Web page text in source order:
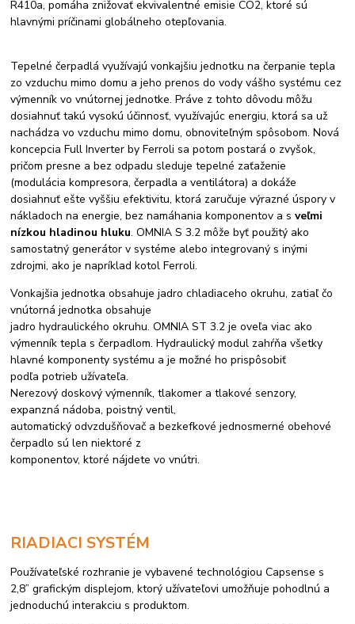
R410a, pomáha znižovať ekvivalentné emisie CO2, ktoré sú
hlavnými príčinami globálneho otepľovania.
Tepelné čerpadlá využívajú vonkajšiu jednotku na čerpanie tepla
zo vzduchu mimo domu a jeho prenos do vody vášho systému cez
výmenník vo vnútornej jednotke. Práve z tohto dôvodu môžu
dosiahnuť takú vysokú účinnosť, využívajúc energiu, ktorá sa už
nachádza vo vzduchu mimo domu, obnoviteľným spôsobom. Nová
koncepcia Full Inverter by Ferroli sa potom postará o zvyšok,
pričom presne a bez odpadu sleduje tepelné zaťaženie
(modulácia kompresora, čerpadla a ventilátora) a dokáže
dosiahnuť ešte vyššiu efektivitu, ktorá zaručuje výrazné úspory v
nákladoch na energie, bez namáhania komponentov a sveľmi
nízkou hladinou hluku. OMNIA S 3.2 môže byť použitý ako
samostatný generátor v systéme alebo integrovaný s inými
zdrojmi, ako je napríklad kotol Ferroli.
Vonkajšia jednotka obsahuje jadro chladiaceho okruhu, zatiaľ čo
vnútorná jednotka obsahuje
jadro hydraulického okruhu. OMNIA ST 3.2 je oveľa viac ako
výmenník tepla s čerpadlom. Hydraulický modul zahŕňa všetky
hlavné komponenty systému a je možné ho prispôsobiť
podľa potrieb užívateľa.
Nerezový doskový výmenník, tlakomer a tlakové senzory,
expanzná nádoba, poistný ventil,
automatický odvzdušňovač a bezkefkové jednosmerné obehové
čerpadlo sú len niektoré z
komponentov, ktoré nájdete vo vnútri.
RIADIACI SYSTÉM
Používateľské rozhranie je vybavené technológiou Capsense s
2,8” grafickým displejom, ktorý užívateľovi umožňuje pohodlnú a
jednoduchú interakciu s produktom.